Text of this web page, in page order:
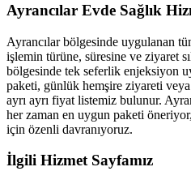
Ayrancılar Evde Sağlık
Ayrancılarbölgesinde uygulanan
işlemin türüne, süresine ve ziyaret
bölgesinde tek seferlik enjeksiyon
paketi, günlük hemşire ziyareti
ayrı ayrı fiyat listemiz bulunur.
her zaman en uygun paketi
için özenli davranıyoruz.
İlgili Hizmet Sayfamız